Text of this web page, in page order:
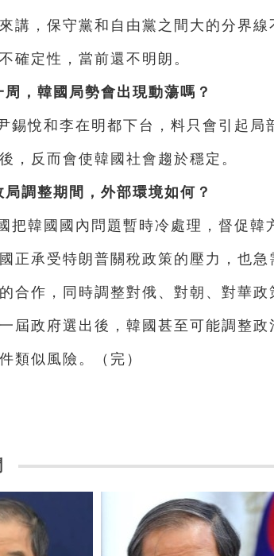
講，保守黨和自由黨之間大的分界
確定性，當前還不明朗。
，韓國局勢會出現動蕩嗎？
錫悅和李在明都下台，料只會引起局
，反而會使韓國社會趨於穩定。
調整期間，外部環境如何？
把韓國國內問題暫時冷處理，督促韓
正承受特朗普關稅政策的壓力，也
合作，同時調整對俄、對朝、對華
屆政府選出後，韓國甚至可能調整
類似風險。（完）